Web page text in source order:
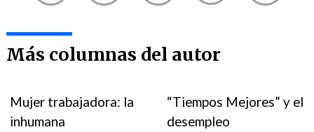
Más columnas del autor
Mujer trabajadora: la
inhumana
“Tiempos Mejores” y el
desempleo